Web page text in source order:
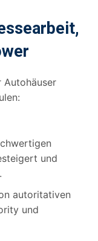
Autohäuser
und
autoritativen
und